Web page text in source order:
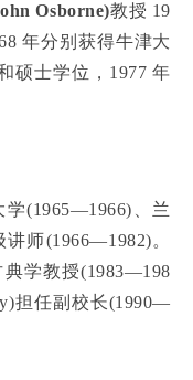
Osborne)教授 19
年分别获得牛津大
硕士学位，1977 年
(1965—1966)、兰
师(1966—1982)。
学教授(1983—198
担任副校长(1990—